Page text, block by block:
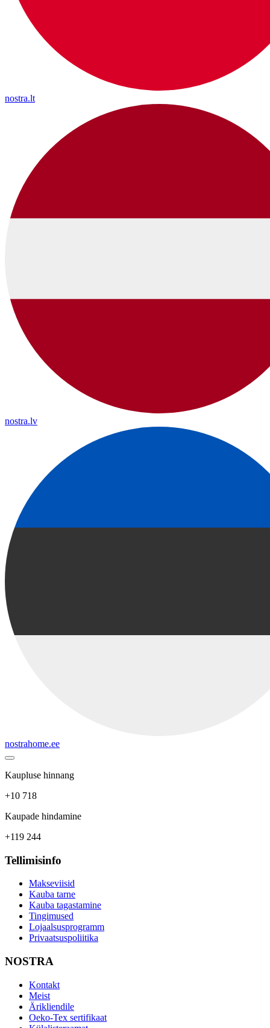
nostra.lt
nostra.lv
nostrahome.ee
Kaupluse hinnang
+10 718
Kaupade hindamine
+119 244
Tellimisinfo
Makseviisid
Kauba tarne
Kauba tagastamine
Tingimused
Lojaalsusprogramm
Privaatsuspoliitika
NOSTRA
Kontakt
Meist
Ärikliendile
Oeko-Tex sertifikaat